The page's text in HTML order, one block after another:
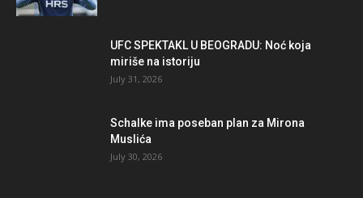
UFC SPEKTAKL U BEOGRADU: Noć koja
miriše na istoriju
July 31, 2026
Schalke ima poseban plan za Mirona
Muslića
July 30, 2026